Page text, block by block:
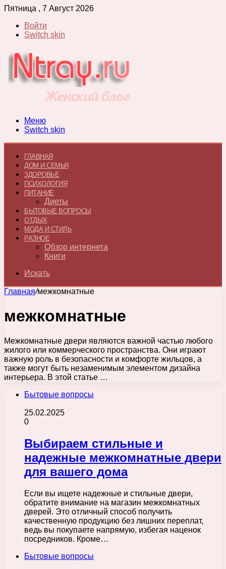
Пятница , 7 Август 2026
Войти
Switch skin
Меню
Switch skin
ГЛАВНАЯ
ДОМ И СЕМЬЯ
ЗДОРОВЬЕ
ПСИХОЛОГИЯ
ПИТАНИЕ
Диеты
БЫТОВЫЕ ВОПРОСЫ
ОТДЫХ
МОДА И СТИЛЬ
РАЗНОЕ
Обзор интернета
Книги
Искать
Главная/межкомнатные
межкомнатные
Межкомнатные двери являются важной частью любого
жилого или коммерческого пространства. Они играют
важную роль в безопасности и комфорте жильцов, а
также могут быть незаменимым элементом дизайна
интерьера. В этой статье …
Бытовые вопросы
25.02.2025
0
Выбираем стильные и
надежные межкомнатные двери
для вашего дома
Если вы ищете надежные и стильные двери,
обратите внимание на магазин межкомнатных
дверей. Это отличный способ получить
качественную продукцию без лишних переплат,
ведь вы покупаете напрямую, избегая наценок
посредников. Кроме…
Бытовые вопросы